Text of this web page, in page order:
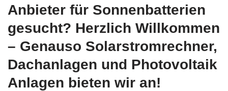
Anbieter für Sonnenbatterien
gesucht? Herzlich Willkommen
– Genauso Solarstromrechner,
Dachanlagen und Photovoltaik
Anlagen bieten wir an!